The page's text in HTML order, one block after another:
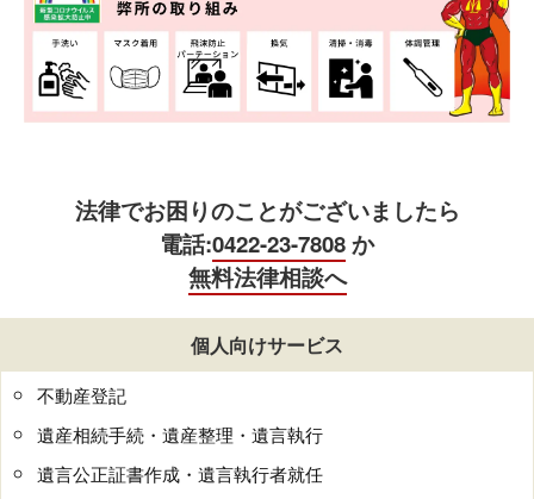
法律でお困りのことがございましたら
電話:0422-23-7808か
無料法律相談へ
個人向けサービス
不動産登記
遺産相続手続・遺産整理・遺言執行
遺言公正証書作成・遺言執行者就任